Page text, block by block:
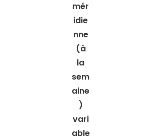
mér
idie
nne
(à
la
sem
aine
)
vari
able